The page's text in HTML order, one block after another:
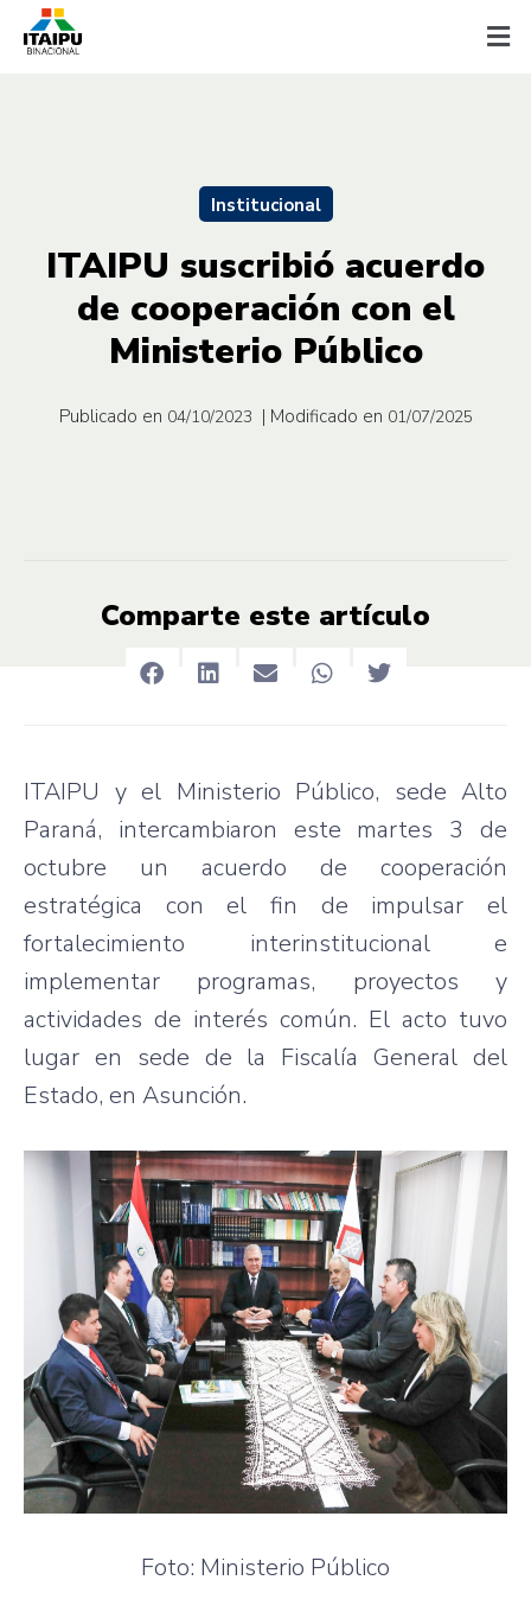
Institucional
ITAIPU suscribió acuerdo
de cooperación con el
Ministerio Público
Publicado en 04/10/2023 | Modificado en 01/07/2025
Comparte este artículo
ITAIPU y el Ministerio Público, sede Alto
Paraná, intercambiaron este martes 3 de
octubre un acuerdo de cooperación
estratégica con el fin de impulsar el
fortalecimiento interinstitucional e
implementar programas, proyectos y
actividades de interés común. El acto tuvo
lugar en sede de la Fiscalía General del
Estado, en Asunción.
Foto: Ministerio Público